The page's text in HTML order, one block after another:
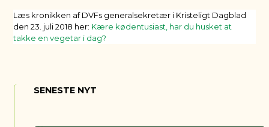
Læs kronikken af DVFs generalsekretær i Kristeligt Dagblad
den 23. juli 2018 her: Kære kødentusiast, har du husket at
takke en vegetar i dag?
SENESTE NYT